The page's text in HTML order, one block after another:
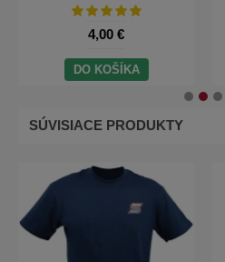
8,10 €
DO KOŠÍKA
SÚVISIACE PRODUKTY